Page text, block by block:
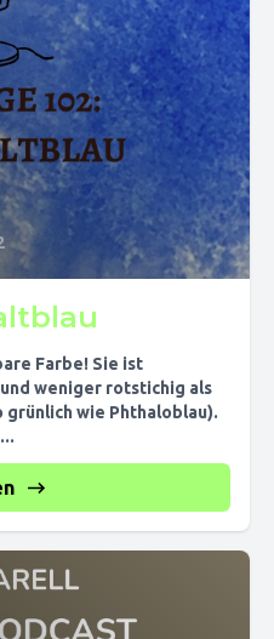
Farbe! Sie ist
weniger rotstichig als
grünlich wie Phthaloblau).